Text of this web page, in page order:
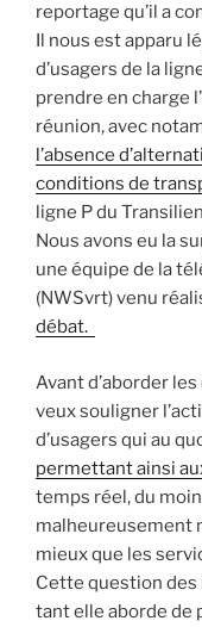
reportage qu’il a
Il nous est apparu
d’usagers de la
prendre en charge
réunion, avec
l’absence
conditions de
ligne P du
Nous avons eu la
une équipe de la
(NWSvrt) venu
débat.
Avant d’aborder
veux souligner
d’usagers qui au
permettant ainsi
temps réel, du
malheureusement
mieux que les
Cette question
tant elle aborde de